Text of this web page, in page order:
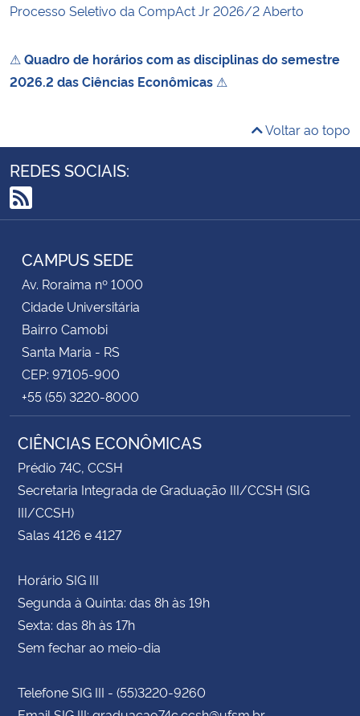
Processo Seletivo da CompAct Jr 2026/2 Aberto
⚠ Quadro de horários com as disciplinas do semestre
2026.2 das Ciências Econômicas ⚠
Voltar ao topo
REDES SOCIAIS:
RSS
CAMPUS SEDE
Av. Roraima nº 1000
Cidade Universitária
Bairro Camobi
Santa Maria - RS
CEP: 97105-900
+55 (55) 3220-8000
CIÊNCIAS ECONÔMICAS
Prédio 74C, CCSH
Secretaria Integrada de Graduação III/CCSH (SIG
III/CCSH)
Salas 4126 e 4127
Horário SIG III
Segunda à Quinta: das 8h às 19h
Sexta: das 8h às 17h
Sem fechar ao meio-dia
Telefone SIG III - (55)3220-9260